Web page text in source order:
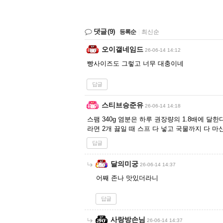
댓글(9) 등록순 최신순
오이갤네임드 26-06-14 14:12
빵사이즈도 그렇고 너무 대충이네
답글
스티브승준유 26-06-14 14:18
스팸 340g 염분은 하루 권장량의 1.8배에 달한
라면 2개 끓일 때 스프 다 넣고 국물까지 다 마
답글
달의미궁 26-06-14 14:37
어째 존나 맛있더라니
답글
사랑방손님 26-06-14 14:37